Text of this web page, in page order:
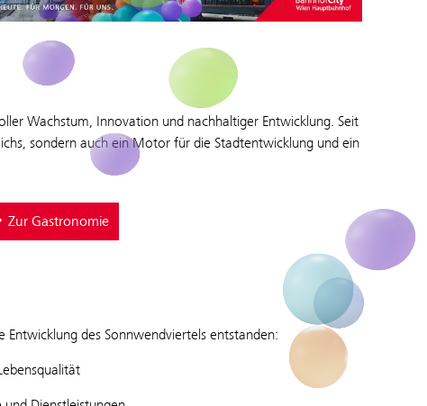
Wachstum, Innovation und nachhaltiger Entwicklung. Seit
sondern auch ein Motor für die Stadtentwicklung und ein
Zur Gastronomie
des Sonnwendviertels entstanden: